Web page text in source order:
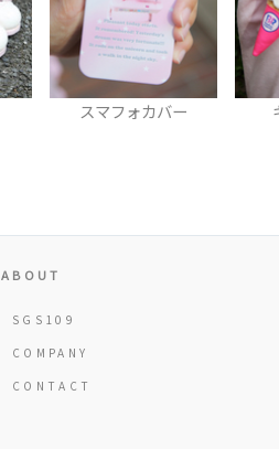
キーホルダー
ABOUT
SGS109
COMPANY
CONTACT